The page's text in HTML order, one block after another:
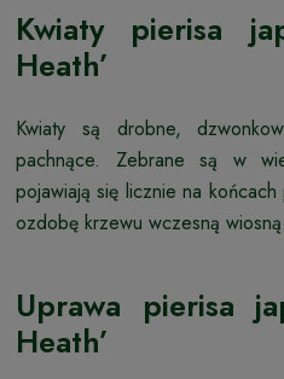
Kwiaty pierisa
Heath’
Kwiaty są drobne,
pachnące. Zebrane są w
pojawiają się licznie na
ozdobę krzewu wczesną wiosną.
Uprawa pierisa
Heath’